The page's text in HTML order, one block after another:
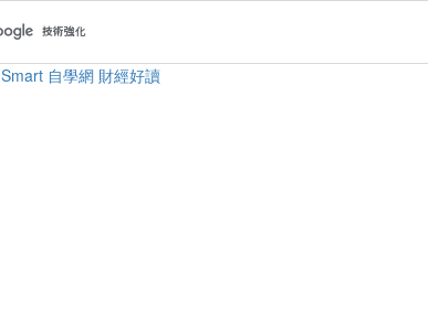
Smart 自學網 財經好讀